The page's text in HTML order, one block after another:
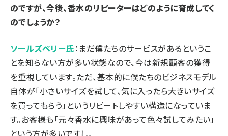
のですが、今後、香水のリピーターはどのように育成してく
のでしょうか？
ソールズベリー氏：まだ僕たちのサービスがあるというこ
とを知らない方が多い状態なので、今は新規顧客の獲得
を重視しています。ただ、基本的に僕たちのビジネスモデル
自体が「小さいサイズを試して、気に入ったら大きいサイズ
を買ってもらう」というリピートしやすい構造になっていま
す。お客様も「元々香水に興味があって色々試してみたい」
という方が多いですし。